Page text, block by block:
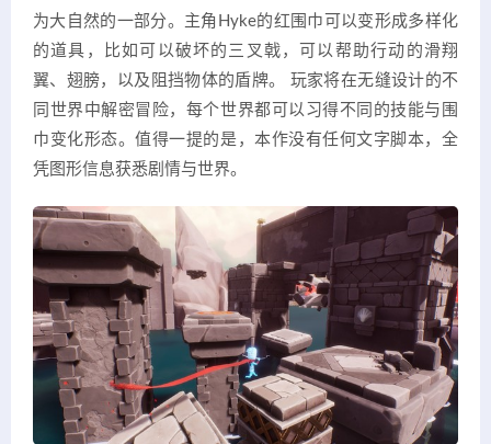
为大自然的一部分。主角Hyke的红围巾可以变形成多样化
的道具，比如可以破坏的三叉戟，可以帮助行动的滑翔
翼、翅膀，以及阻挡物体的盾牌。 玩家将在无缝设计的不
同世界中解密冒险，每个世界都可以习得不同的技能与围
巾变化形态。值得一提的是，本作没有任何文字脚本，全
凭图形信息获悉剧情与世界。